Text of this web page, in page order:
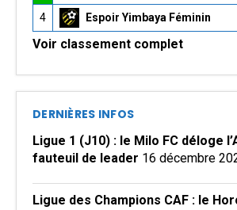
4 Espoir Yimbaya Féminin
Voir classement complet
DERNIÈRES INFOS
Ligue 1 (J10) : le Milo FC déloge
fauteuil de leader 16 décembre
Ligue des Champions CAF : le